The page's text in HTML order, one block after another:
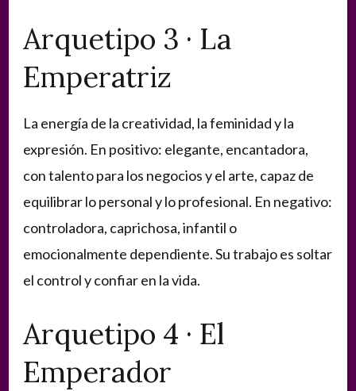
Arquetipo 3 · La
Emperatriz
La energía de la creatividad, la feminidad y la
expresión. En positivo: elegante, encantadora,
con talento para los negocios y el arte, capaz de
equilibrar lo personal y lo profesional. En negativo:
controladora, caprichosa, infantil o
emocionalmente dependiente. Su trabajo es soltar
el control y confiar en la vida.
Arquetipo 4 · El
Emperador